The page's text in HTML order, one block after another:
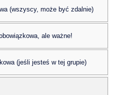
(wszyscy, może być zdalnie)
ale ważne!
(jeśli jesteś w tej grupie)